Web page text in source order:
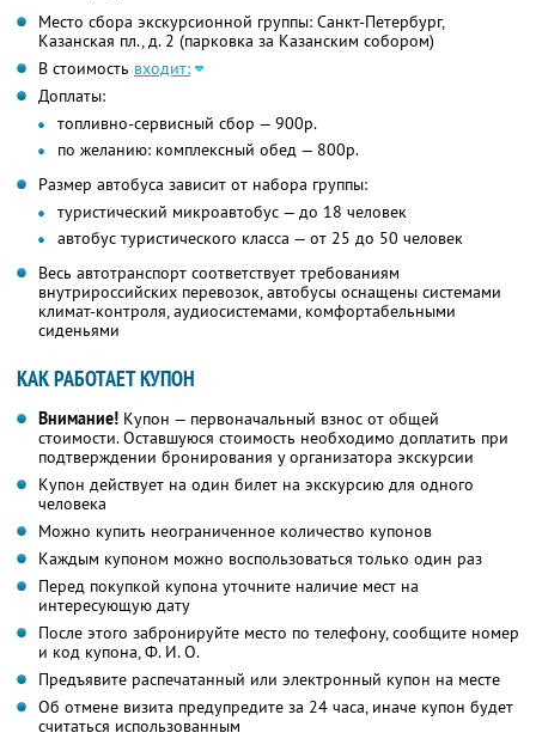
Место сбора экскурсионной группы: Санкт-Петербург,
Казанская пл., д. 2 (парковка за Казанским собором)
В стоимость входит:
Доплаты:
топливно-сервисный сбор — 900р.
по желанию: комплексный обед — 800р.
Размер автобуса зависит от набора группы:
туристический микроавтобус — до 18 человек
автобус туристического класса — от 25 до 50 человек
Весь автотранспорт соответствует требованиям
внутрироссийских перевозок, автобусы оснащены системами
климат-контроля, аудиосистемами, комфортабельными
сиденьями
КАК РАБОТАЕТ КУПОН
Внимание! Купон — первоначальный взнос от общей
стоимости. Оставшуюся стоимость необходимо доплатить при
подтверждении бронирования у организатора экскурсии
Купон действует на один билет на экскурсию для одного
человека
Можно купить неограниченное количество купонов
Каждым купоном можно воспользоваться только один раз
Перед покупкой купона уточните наличие мест на
интересующую дату
После этого забронируйте место по телефону, сообщите номер
и код купона, Ф. И. О.
Предъявите распечатанный или электронный купон на месте
Об отмене визита предупредите за 24 часа, иначе купон будет
считаться использованным